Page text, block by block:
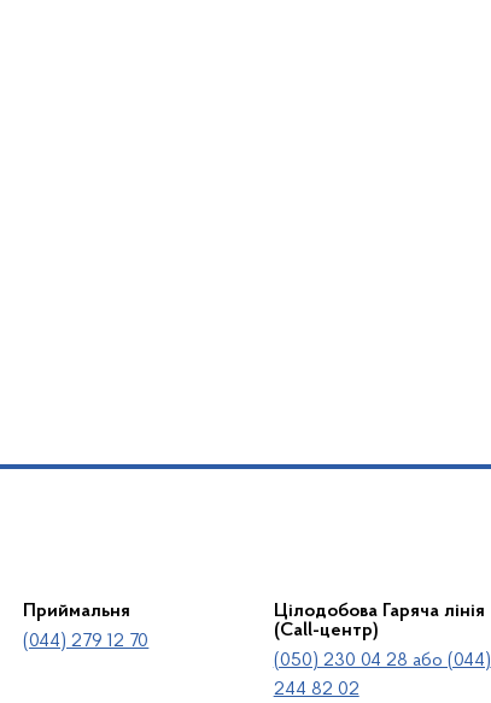
Приймальня
(044) 279 12 70
Цілодобова Гаряча лінія
(Call-центр)
(050) 230 04 28 або (044)
244 82 02